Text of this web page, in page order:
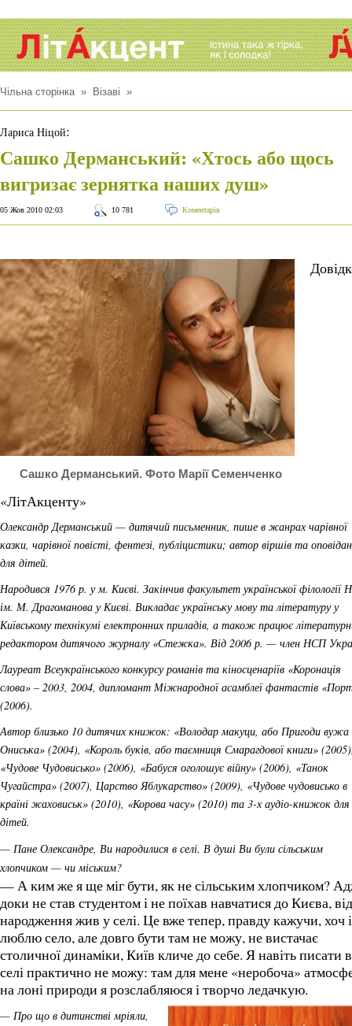
Чільна сторінка» Візаві »
Лариса Ніцой:
Сашко Дерманський: «Хтось або щось
вигризає зернятка наших душ»
05 Жов 2010 02:03 10 781 Коментарів
Сашко Дерманський. Фото Марії Семенченко
«ЛітАкценту»
Олександр Дерманський — дитячий письменник, пише в жанрах чарівної
казки, чарівної повісті, фентезі, публіцистики; автор віршів та
для дітей.
Народився 1976 р. у м. Києві. Закінчив факультет української філології
ім. М. Драгоманова у Києві. Викладає українську мову та літературу у
Київському технікумі електронних приладів, а також працює
редактором дитячого журналу «Стежка». Від 2006 р. — член НСП
Лауреат Всеукраїнського конкурсу романів та кіносценаріїв «Коронація
слова» – 2003, 2004, дипломант Міжнародної асамблеї фантастів
(2006).
Автор близько 10 дитячих книжок: «Володар макуци, або Пригоди вужа
Ониська» (2004), «Король буків, або таємниця Смарагдової книги»
«Чудове Чудовисько» (2006), «Бабуся оголошує війну» (2006), «Танок
Чугайстра» (2007), Царство Яблукарство» (2009), «Чудове чудовисько в
країні жаховиськ» (2010), «Корова часу» (2010) та 3-х аудіо-книжок для
дітей.
— Пане Олександре, Ви народилися в селі. В душі Ви були сільським
хлопчиком — чи міським?
— А ким же я ще міг бути, як не сільським хлопчиком?
доки не став студентом і не поїхав навчатися до Києва, від
народження жив у селі. Це вже тепер, правду кажучи, хоч і
люблю село, але довго бути там не можу, не вистачає
столичної динаміки, Київ кличе до себе. Я навіть писати в
селі практично не можу: там для мене «неробоча»
на лоні природи я розслабляюся і творчо ледачкую.
— Про що в дитинстві мріяли,